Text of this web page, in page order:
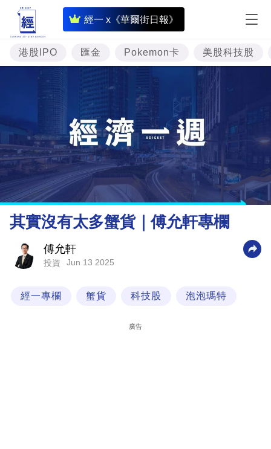
經一 x《華爾街日報》
即
時
財
經
專
題
投
資
樓
市
理
財
商
業
港股IPO 匯金 Pokemon卡 美股科技股
其實沒有太多蟹貨｜傅允軒專欄
傅允軒
投資 Jun 13 2025
經一專欄 蟹貨 科技股 泡泡瑪特
廣告